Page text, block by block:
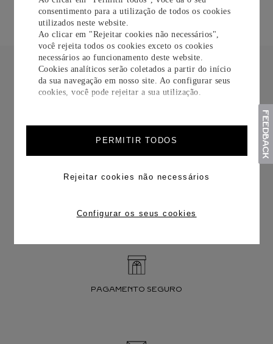
consentimento para a utilização de todos os cookies
utilizados neste website.
Ao clicar em "Rejeitar cookies não necessários",
você rejeita todos os cookies exceto os cookies
necessários ao funcionamento deste website.
Cookies analíticos serão coletados a partir do início
da sua navegação em nosso site. Ao configurar seus
cookies, você pode rejeitar a sua utilização.
PERMITIR TODOS
Rejeitar cookies não necessários
Configurar os seus cookies
PAGAMENTO SEGURO